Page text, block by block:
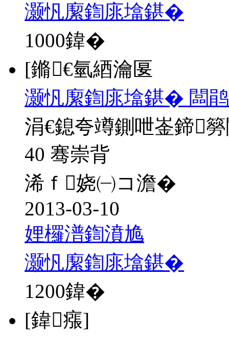
灏忛緳鍧庣墖鍖�
1000鍏�
[鏅€氫綇瀹匽
灏忛緳鍧庣墖鍖� 闆
涓€鎴夸竴鍘呭崟鍗
40 骞崇背
浠ｆ娆㈠コ澹�
2013-03-10
娌欏潽鍧濆尯
灏忛緳鍧庣墖鍖�
1200鍏�
[鍏瘬]